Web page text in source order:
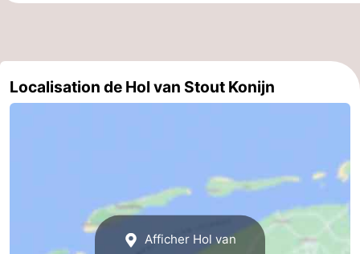
-
Leeuwarden
Îles
Localisation de Hol van Stout Konijn
Afficher Hol van